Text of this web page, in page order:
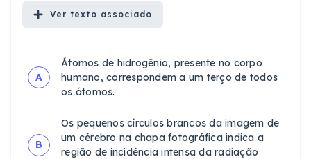
Ver texto associado
A
Átomos de hidrogênio, presente no corpo
humano, correspondem a um terço de todos
os átomos.
B
Os pequenos círculos brancos da imagem de
um cérebro na chapa fotográfica indica a
região de incidência intensa da radiação